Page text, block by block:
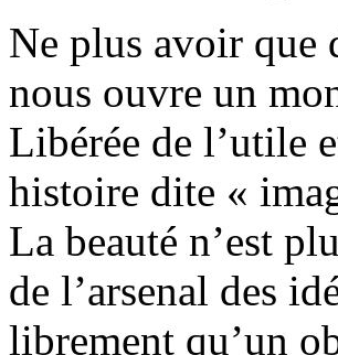
Ne plus avoir que
nous ouvre un
Libérée de l’utile
histoire dite «
La beauté n’est
de l’arsenal des
librement qu’un